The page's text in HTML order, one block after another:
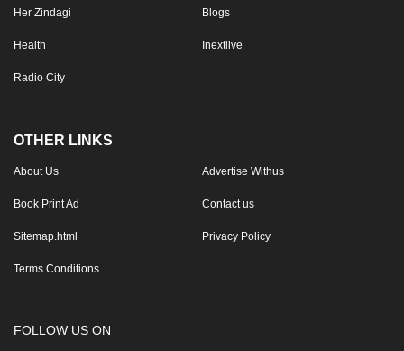
Her Zindagi Blogs
Health Inextlive
Radio City
OTHER LINKS
About Us Advertise Withus
Book Print Ad Contact us
Sitemap.html Privacy Policy
Terms Conditions
FOLLOW US ON